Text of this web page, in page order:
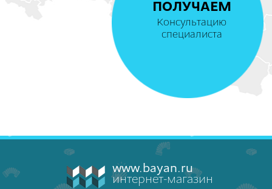
ПОЛУЧАЕМ
Консультацию
специалиста
www.bayan.ru
интернет-магазин